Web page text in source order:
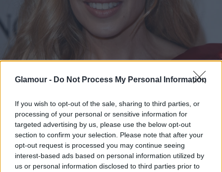
Glamour - Do Not Process My Personal Information
If you wish to opt-out of the sale, sharing to third parties, or
processing of your personal or sensitive information for
targeted advertising by us, please use the below opt-out
section to confirm your selection. Please note that after your
opt-out request is processed you may continue seeing
interest-based ads based on personal information utilized by
us or personal information disclosed to third parties prior to